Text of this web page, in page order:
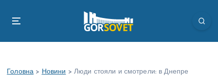
Головна > Новини > Люди стояли и смотрели: в Днепре